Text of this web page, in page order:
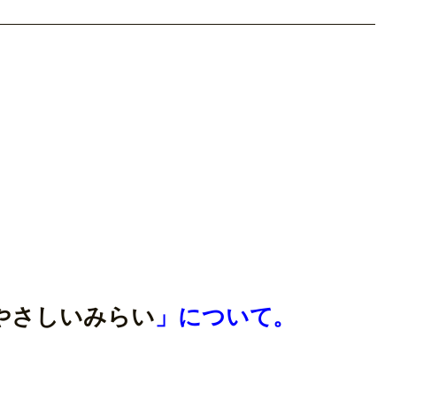
さしいみらい」について。